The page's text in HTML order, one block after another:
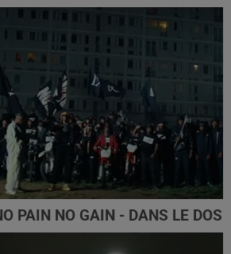
PAIN NO GAIN - DANS LE DOS